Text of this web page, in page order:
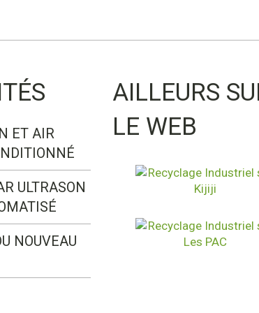
ET AIR
ULTRASON
NOUVEAU
AILLEURS
LE WEB